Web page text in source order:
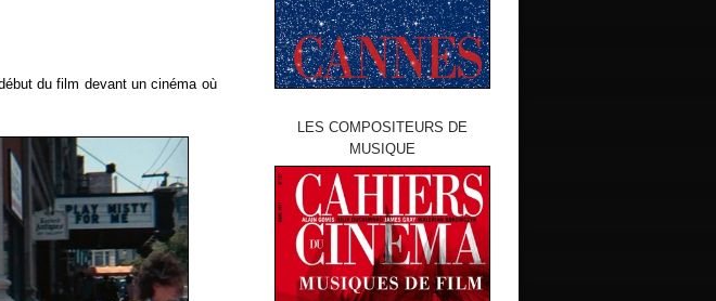
du film devant un cinéma où
LES COMPOSITEURS DE
MUSIQUE